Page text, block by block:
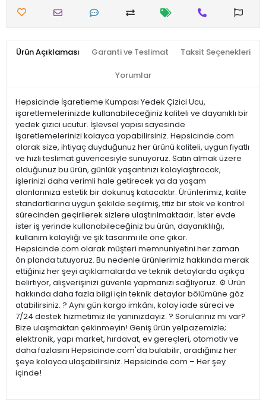
Ürün Açıklaması Garanti ve Teslimat Taksit Seçenekleri
Yorumlar
Hepsicinde İşaretleme Kumpası Yedek Çizici Ucu,
işaretlemelerinizde kullanabileceğiniz kaliteli ve dayanıklı bir
yedek çizici ucutur. İşlevsel yapısı sayesinde
işaretlemelerinizi kolayca yapabilirsiniz. Hepsicinde.com
olarak size, ihtiyaç duyduğunuz her ürünü kaliteli, uygun fiyatlı
ve hızlı teslimat güvencesiyle sunuyoruz. Satın almak üzere
olduğunuz bu ürün, günlük yaşantınızı kolaylaştıracak,
işlerinizi daha verimli hale getirecek ya da yaşam
alanlarınıza estetik bir dokunuş katacaktır. Ürünlerimiz, kalite
standartlarına uygun şekilde seçilmiş, titiz bir stok ve kontrol
sürecinden geçirilerek sizlere ulaştırılmaktadır. İster evde
ister iş yerinde kullanabileceğiniz bu ürün, dayanıklılığı,
kullanım kolaylığı ve şık tasarımı ile öne çıkar.
Hepsicinde.com olarak müşteri memnuniyetini her zaman
ön planda tutuyoruz. Bu nedenle ürünlerimiz hakkında merak
ettiğiniz her şeyi açıklamalarda ve teknik detaylarda açıkça
belirtiyor, alışverişinizi güvenle yapmanızı sağlıyoruz. ⚙️ Ürün
hakkında daha fazla bilgi için teknik detaylar bölümüne göz
atabilirsiniz. ? Aynı gün kargo imkânı, kolay iade süreci ve
7/24 destek hizmetimiz ile yanınızdayız. ? Sorularınız mı var?
Bize ulaşmaktan çekinmeyin! Geniş ürün yelpazemizle;
elektronik, yapı market, hırdavat, ev gereçleri, otomotiv ve
daha fazlasını Hepsicinde.com'da bulabilir, aradığınız her
şeye kolayca ulaşabilirsiniz. Hepsicinde.com – Her şey
içinde!